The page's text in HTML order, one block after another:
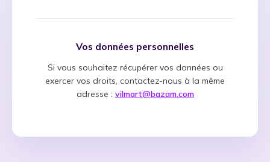
Vos données personnelles
Si vous souhaitez récupérer vos données ou
exercer vos droits, contactez-nous à la même
adresse : vilmart@bazam.com